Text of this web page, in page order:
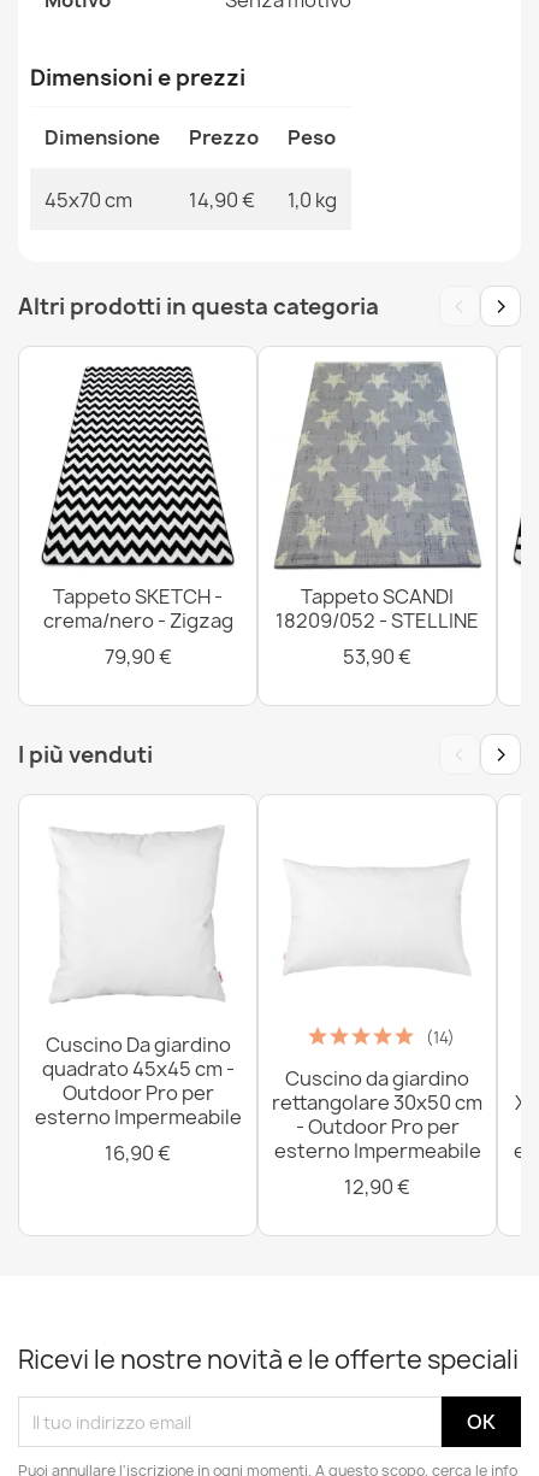
14,90 €
Zerbino BH 222 Pietre, antiscivolo, esterno, interno, su
gomma - argento
14,90 €
Zerbino BH 701 Pietre, antiscivolo, esterno, interno, su
gomma - marrone
Zerbino BH 222 Pietre, antiscivolo, esterno, interno, su
gomma - marrone
Zerbino BH 701 Pietre, antiscivolo, esterno, interno, su
gomma - argento
14,90 €
MPN Kabis_19797
Dimensioni e prezzi
Dimensione Prezzo Peso
45x70 cm 14,90 € 1,0 kg
Altri prodotti in questa categoria ‹ ›
Tappeto SKETCH -
crema/nero - Zigzag
79,90 €
Tappeto SCANDI
18209/052 - STELLINE
53,90 €
I più venduti ‹ ›
Cuscino Da giardino
quadrato 45x45 cm -
Outdoor Pro per
esterno Impermeabile
16,90 €
(14)
Cuscino da giardino
rettangolare 30x50 cm
- Outdoor Pro per
esterno Impermeabile
12,90 €
Ricevi le nostre novità e le offerte speciali
Puoi annullare l'iscrizione in ogni momenti. A questo scopo, cerca le info